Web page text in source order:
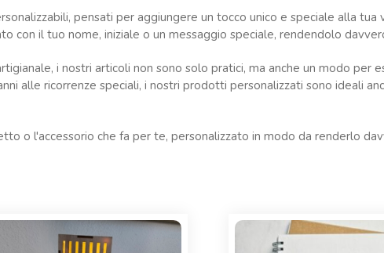
pensati per aggiungere un tocco unico e speciale alla
con il tuo nome, iniziale o un messaggio speciale, rendendolo
i nostri articoli non sono solo pratici, ma anche un modo
alle ricorrenze speciali, i nostri prodotti personalizzati sono ideali
o l'accessorio che fa per te, personalizzato in modo da renderlo